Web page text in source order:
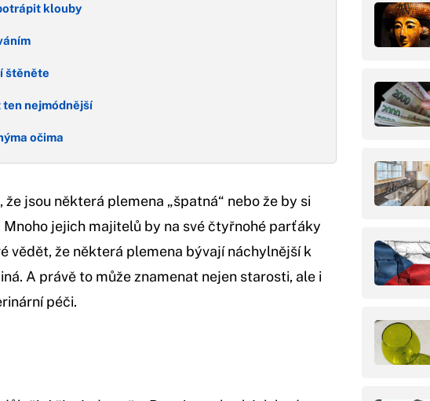
klouby
štěněte
ten nejmódnější
očima
jsou některá plemena „špatná“ nebo že by si
Mnoho jejich majitelů by na své čtyřnohé parťáky
vědět, že některá plemena bývají náchylnější k
A právě to může znamenat nejen starosti, ale i
péči.